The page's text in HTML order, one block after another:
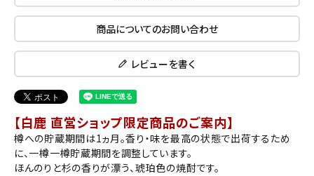
商品についてのお問い合わせ
レビューを書く
【白鹿 直営ショップ限定商品のご案内】
樽への貯蔵期間は1ヵ月。香り・味を最高の状態で出荷するため
に、一樽一樽貯蔵期間を調整しています。
ほんのりと杉の香りが漂う、琥珀色の焼酎です。